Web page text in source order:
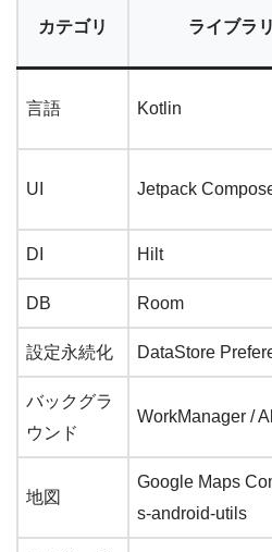
カテゴリ ライブラ
言語 Kotlin
UI Jetpack
DI Hilt
DB Room
設定永続化 DataStore
バックグラ
ウンド
WorkManager /
地図
Google Maps
s-android-utils